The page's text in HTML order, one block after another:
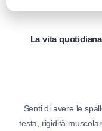
La vita
Senti di avere le
testa, rigidità